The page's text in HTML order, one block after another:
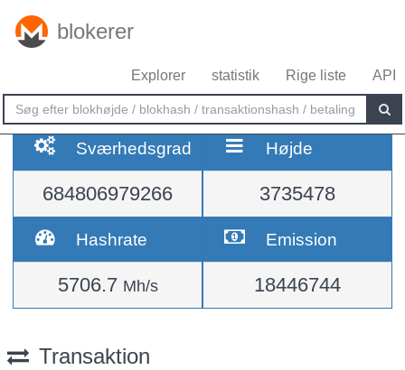
blokerer
Explorer statistik Rige liste API
Sværhedsgrad
684806979266
Højde
3735478
Hashrate
5706.7 Mh/s
Emission
18446744
Transaktion